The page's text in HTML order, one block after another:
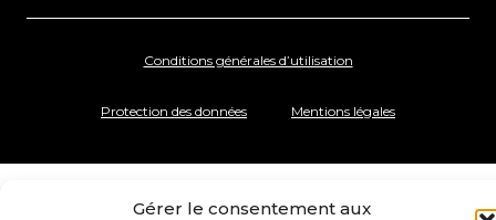
Gérer le consentement aux
Conditions générales d’utilisation
Protection des données Mentions légales